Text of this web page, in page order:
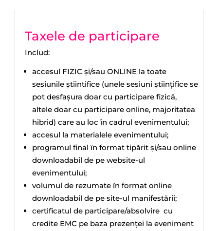
Taxele de participare
Includ:
accesul FIZIC și/sau ONLINE la toate
sesiunile ştiintifice (unele sesiuni ştiințifice se
pot desfaşura doar cu participare fizică,
altele doar cu participare online, majoritatea
hibrid) care au loc ȋn cadrul evenimentului;
accesul la materialele evenimentului;
programul final ȋn format tipărit și/sau online
downloadabil de pe website-ul
evenimentului;
volumul de rezumate ȋn format online
downloadabil de pe site-ul manifestării;
certificatul de participare/absolvire cu
credite EMC pe baza prezenței la eveniment